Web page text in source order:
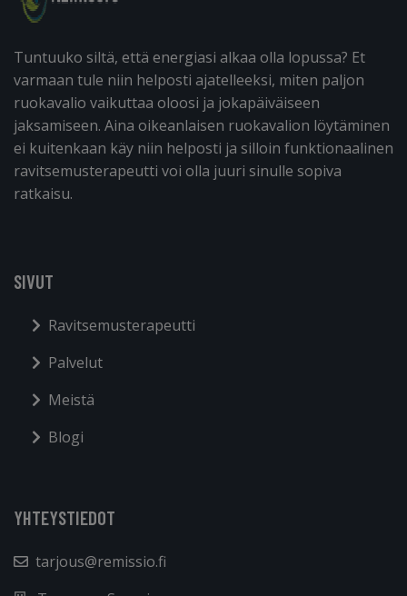
Tuntuuko siltä, että energiasi alkaa olla lopussa? Et
varmaan tule niin helposti ajatelleeksi, miten paljon
ruokavalio vaikuttaa oloosi ja jokapäiväiseen
jaksamiseen. Aina oikeanlaisen ruokavalion löytäminen
ei kuitenkaan käy niin helposti ja silloin funktionaalinen
ravitsemusterapeutti voi olla juuri sinulle sopiva
ratkaisu.
SIVUT
Ravitsemusterapeutti
Palvelut
Meistä
Blogi
YHTEYSTIEDOT
tarjous@remissio.fi